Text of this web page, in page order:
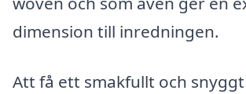
dimension till inredningen.
Att få ett smakfullt och